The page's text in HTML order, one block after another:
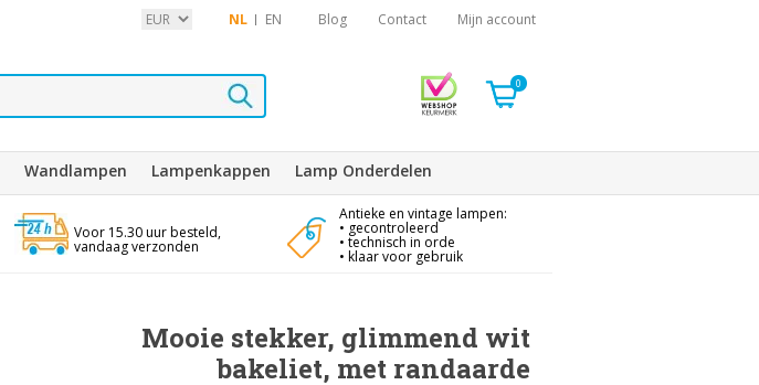
NL EN Blog Contact Mijn account
0
Wandlampen Lampenkappen Lamp Onderdelen
Voor 15.30 uur besteld,
vandaag verzonden
Antieke en vintage lampen:
• gecontroleerd
• technisch in orde
• klaar voor gebruik
Mooie stekker, glimmend wit
bakeliet, met randaarde